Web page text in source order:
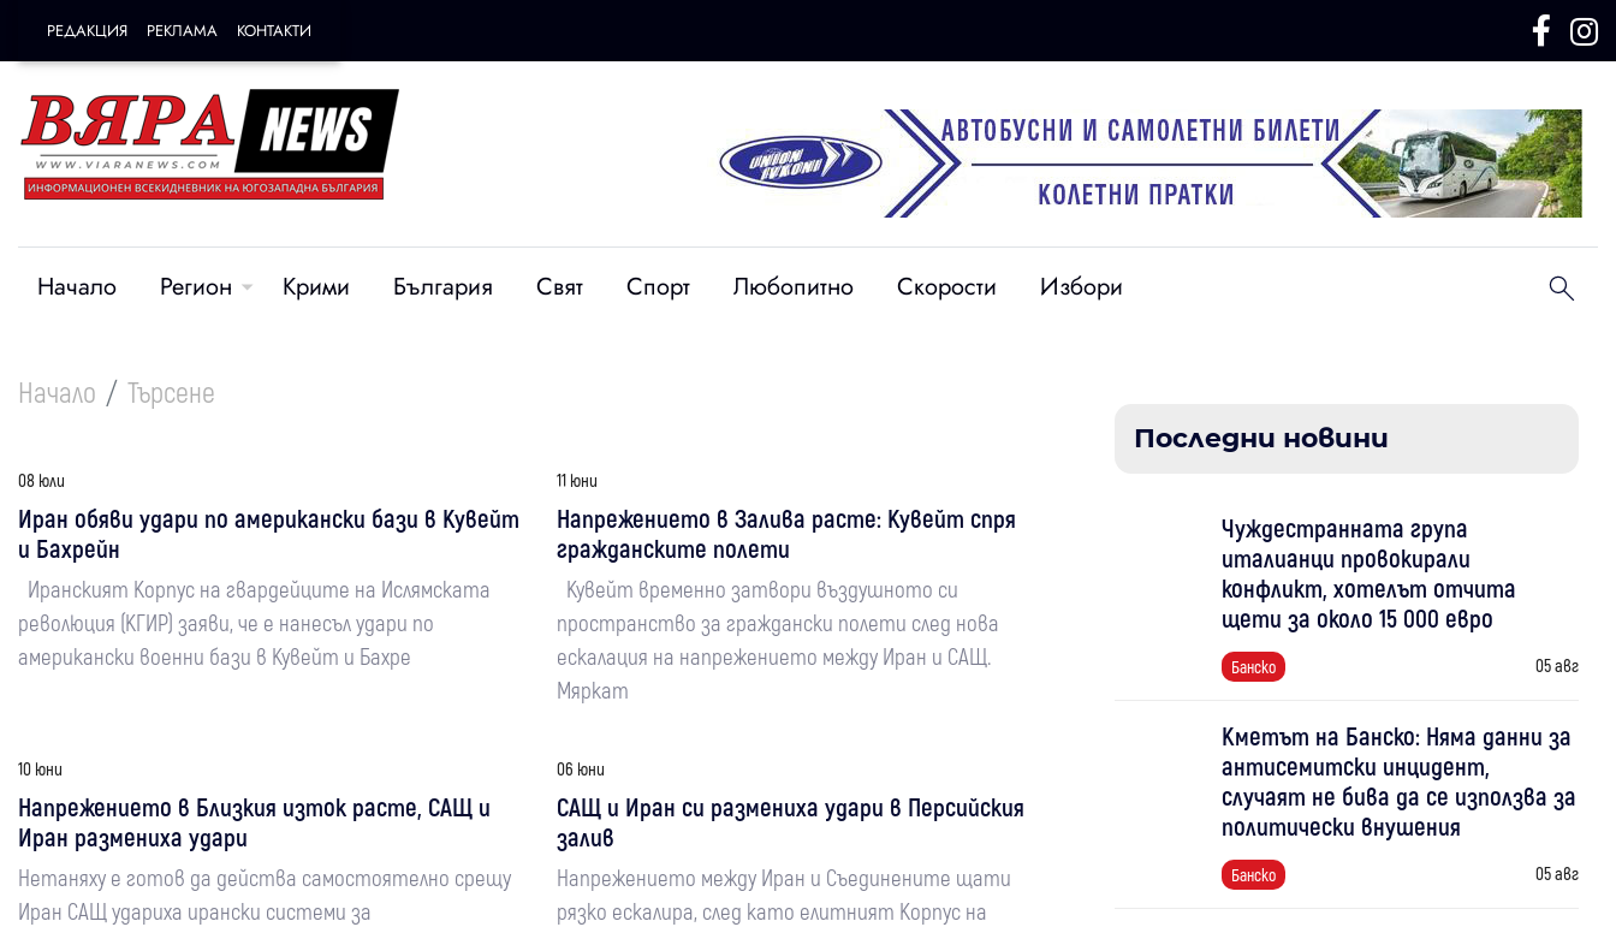
РЕДАКЦИЯ РЕКЛАМА КОНТАКТИ
Начало Регион Крими България Свят Спорт Любопитно Скорости Избори
Начало Търсене
08 юли
Иран обяви удари по американски бази в Кувейт
и Бахрейн
Иранският Корпус на гвардейците на Ислямската
революция (КГИР) заяви, че е нанесъл удари по
американски военни бази в Кувейт и Бахре
11 юни
Напрежението в Залива расте: Кувейт спря
гражданските полети
Кувейт временно затвори въздушното си
пространство за граждански полети след нова
ескалация на напрежението между Иран и САЩ.
Мяркат
10 юни
Напрежението в Близкия изток расте, САЩ и
Иран размениха удари
Нетаняху е готов да действа самостоятелно срещу
Иран САЩ удариха ирански системи за
06 юни
САЩ и Иран си размениха удари в Персийския
залив
Напрежението между Иран и Съединените щати
рязко ескалира, след като елитният Корпус на
Последни новини
Чуждестранната група
италианци провокирали
конфликт, хотелът отчита
щети за около 15 000 евро
Банско 05 авг
Кметът на Банско: Няма данни за
антисемитски инцидент,
случаят не бива да се използва за
политически внушения
Банско 05 авг